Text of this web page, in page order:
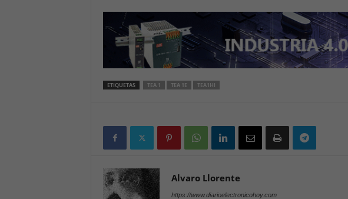
ETIQUETAS TEA 1 TEA 1E TEA1HI
Alvaro Llorente
https://www.diarioelectronicohoy.com